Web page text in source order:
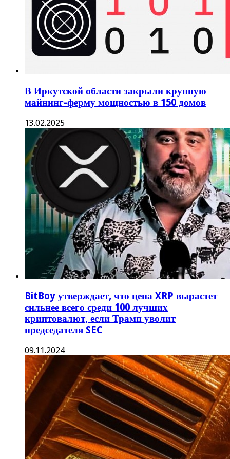
В Иркутской области закрыли крупную
майнинг-ферму мощностью в 150 домов
13.02.2025
BitBoy утверждает, что цена XRP вырастет
сильнее всего среди 100 лучших
криптовалют, если Трамп уволит
председателя SEC
09.11.2024